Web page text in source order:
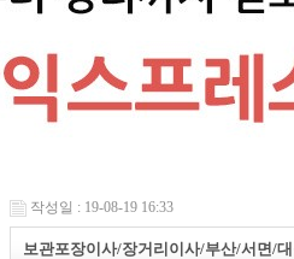
작성일 : 19-08-19 16:33
보관포장이사/장거리이사/부산/서면/